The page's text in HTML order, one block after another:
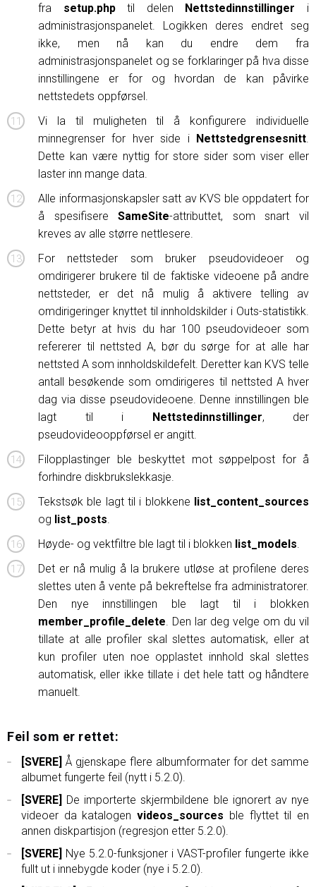
fra setup.phptil delen Nettstedinnstillinger i
administrasjonspanelet. Logikken deres endret seg
ikke, men nå kan du endre dem fra
administrasjonspanelet og se forklaringer på hva disse
innstillingene er for og hvordan de kan påvirke
nettstedets oppførsel.
Vi la til muligheten til å konfigurere individuelle
minnegrenser for hver side i Nettstedgrensesnitt.
Dette kan være nyttig for store sider som viser eller
laster inn mange data.
Alle informasjonskapsler satt av KVS ble oppdatert for
å spesifisereSameSite-attributtet, som snart vil
kreves av alle større nettlesere.
For nettsteder som bruker pseudovideoer og
omdirigerer brukere til de faktiske videoene på andre
nettsteder, er det nå mulig å aktivere telling av
omdirigeringer knyttet til innholdskilder i Outs-statistikk.
Dette betyr at hvis du har 100 pseudovideoer som
refererer til nettsted A, bør du sørge for at alle har
nettsted A som innholdskildefelt. Deretter kan KVS telle
antall besøkende som omdirigeres til nettsted A hver
dag via disse pseudovideoene. Denne innstillingen ble
lagt til i Nettstedinnstillinger, der
pseudovideooppførsel er angitt.
Filopplastinger ble beskyttet mot søppelpost for å
forhindre diskbrukslekkasje.
Tekstsøk ble lagt til i blokkene list_content_sources
og list_posts.
Høyde- og vektfiltre ble lagt til i blokken list_models.
Det er nå mulig å la brukere utløse at profilene deres
slettes uten å vente på bekreftelse fra administratorer.
Den nye innstillingen ble lagt til i blokken
member_profile_delete. Den lar deg velge om du vil
tillate at alle profiler skal slettes automatisk, eller at
kun profiler uten noe opplastet innhold skal slettes
automatisk, eller ikke tillate i det hele tatt og håndtere
manuelt.
Feil som er rettet:
[SVERE] Å gjenskape flere albumformater for det samme
albumet fungerte feil (nytt i 5.2.0).
[SVERE] De importerte skjermbildene ble ignorert av nye
videoer da katalogenvideos_sources ble flyttet til en
annen diskpartisjon (regresjon etter 5.2.0).
[SVERE] Nye 5.2.0-funksjoner i VAST-profiler fungerte ikke
fullt ut i innebygde koder (nye i 5.2.0).